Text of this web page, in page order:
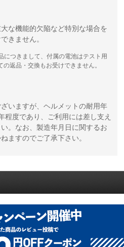
な機能的欠陥など特別な場合を
きません。
につきまして、付属の電池はテスト用
返品・交換もお受けできません。
いますが、ヘルメットの耐用年
程度であり、ご利用には差し支え
。なお、製造年月日に関するお
ますのでご了承下さい。